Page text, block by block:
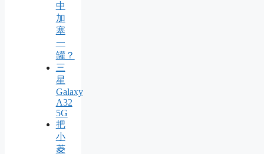
中
加
塞
一
罐？
三
星
Galaxy
A32
5G
把
小
菱